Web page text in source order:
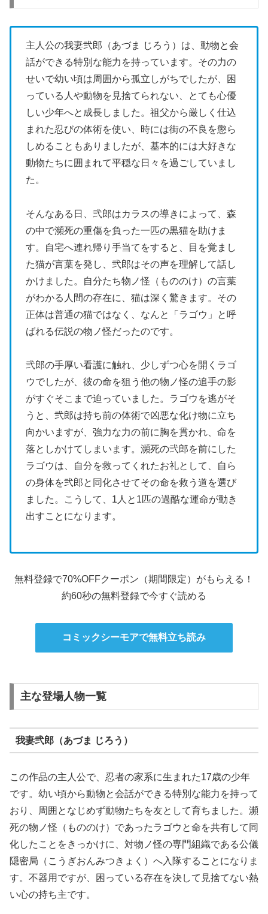
主人公の我妻弐郎（あづま じろう）は、動物と会
話ができる特別な能力を持っています。その力の
せいで幼い頃は周囲から孤立しがちでしたが、困
っている人や動物を見捨てられない、とても心優
しい少年へと成長しました。祖父から厳しく仕込
まれた忍びの体術を使い、時には街の不良を懲ら
しめることもありましたが、基本的には大好きな
動物たちに囲まれて平穏な日々を過ごしていまし
た。
そんなある日、弐郎はカラスの導きによって、森
の中で瀕死の重傷を負った一匹の黒猫を助けま
す。自宅へ連れ帰り手当てをすると、目を覚まし
た猫が言葉を発し、弐郎はその声を理解して話し
かけました。自分たち物ノ怪（もののけ）の言葉
がわかる人間の存在に、猫は深く驚きます。その
正体は普通の猫ではなく、なんと「ラゴウ」と呼
ばれる伝説の物ノ怪だったのです。
弐郎の手厚い看護に触れ、少しずつ心を開くラゴ
ウでしたが、彼の命を狙う他の物ノ怪の追手の影
がすぐそこまで迫っていました。ラゴウを逃がそ
うと、弐郎は持ち前の体術で凶悪な化け物に立ち
向かいますが、強力な力の前に胸を貫かれ、命を
落としかけてしまいます。瀕死の弐郎を前にした
ラゴウは、自分を救ってくれたお礼として、自ら
の身体を弐郎と同化させてその命を救う道を選び
ました。こうして、1人と1匹の過酷な運命が動き
出すことになります。
無料登録で70%OFFクーポン（期間限定）がもらえる！
約60秒の無料登録で今すぐ読める
コミックシーモアで無料立ち読み
主な登場人物一覧
我妻弐郎（あづま じろう）
この作品の主人公で、忍者の家系に生まれた17歳の少年
です。幼い頃から動物と会話ができる特別な能力を持って
おり、周囲となじめず動物たちを友として育ちました。瀕
死の物ノ怪（もののけ）であったラゴウと命を共有して同
化したことをきっかけに、対物ノ怪の専門組織である公儀
隠密局（こうぎおんみつきょく）へ入隊することになりま
す。不器用ですが、困っている存在を決して見捨てない熱
い心の持ち主です。